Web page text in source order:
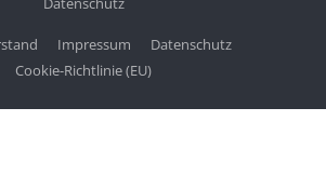
Impressum
Datenschutz
Cookie-Richtlinie (EU)